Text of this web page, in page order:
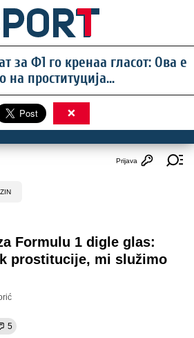
за Ф1 го кренаа гласот: Ова е
на проституција...
×